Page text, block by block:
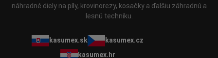
náhradné diely na píly, krovinorezy, kosačky a ďalšiu záhradnú a
lesnú techniku.
kasumex.sk
kasumex.cz
kasumex.hr